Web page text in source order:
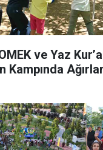
ve Yaz
Kampında